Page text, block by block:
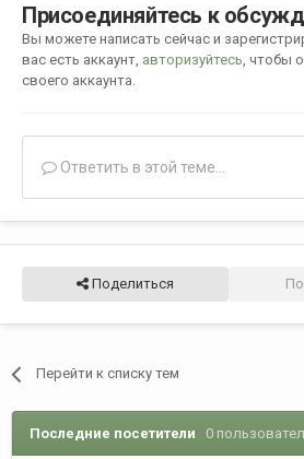
Присоединяйтесь к
Вы можете написать сейчас и
вас есть аккаунт, авторизуйтесь, чтобы
своего аккаунта.
Ответить в этой теме...
Поделиться
Перейти к списку тем
Последние посетители 0